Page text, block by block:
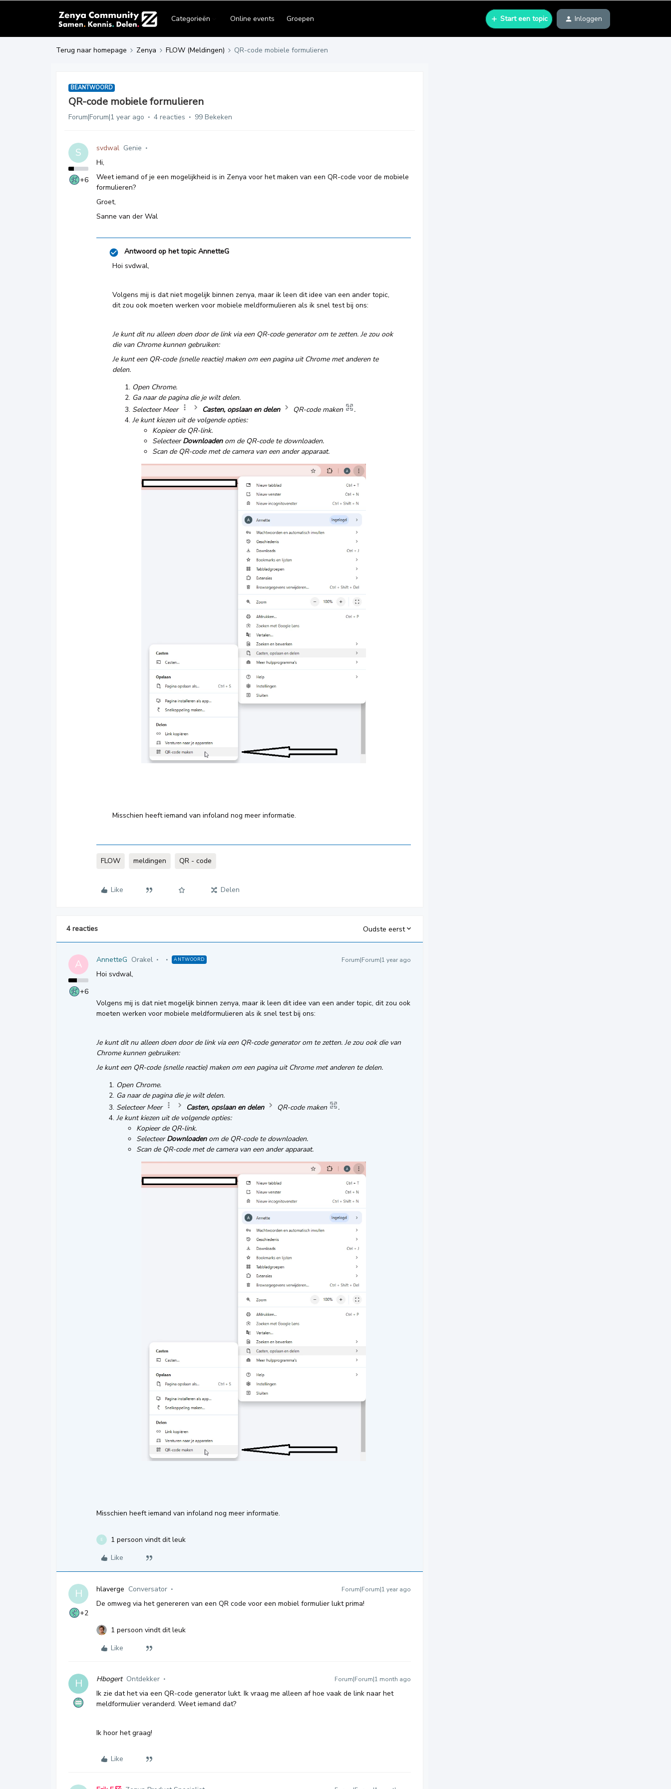
Categorieën Online events Groepen Start een topic Inloggen
Terug naar homepage Zenya FLOW (Meldingen) QR-code mobiele formulieren
BEANTWOORD
QR-code mobiele formulieren
Forum|Forum|1 year ago 4 reacties 99 Bekeken
S
+6
svdwal Genie
Hi,
Weet iemand of je een mogelijkheid is in Zenya voor het maken van een QR-code voor de mobiele
formulieren?
Groet,
Sanne van der Wal
Antwoord op het topic AnnetteG
Hoi svdwal,
Volgens mij is dat niet mogelijk binnen zenya, maar ik leen dit idee van een ander topic,
dit zou ook moeten werken voor mobiele meldformulieren als ik snel test bij ons:
Je kunt dit nu alleen doen door de link via een QR-code generator om te zetten. Je zou ook
die van Chrome kunnen gebruiken:
Je kunt een QR-code (snelle reactie) maken om een pagina uit Chrome met anderen te
delen.
Open Chrome.
Ga naar de pagina die je wilt delen.
Selecteer Meer
Casten, opslaan en delen QR-code maken
.
Je kunt kiezen uit de volgende opties:
Kopieer de QR-link.
SelecteerDownloadenom de QR-code te downloaden.
Scan de QR-code met de camera van een ander apparaat.
Misschien heeft iemand van infoland nog meer informatie.
FLOW meldingen QR - code
Like Delen
4 reacties Oudste eerst
A
+6
AnnetteG Orakel ANTWOORD Forum|Forum|1 year ago
Hoi svdwal,
Volgens mij is dat niet mogelijk binnen zenya, maar ik leen dit idee van een ander topic, dit zou ook
moeten werken voor mobiele meldformulieren als ik snel test bij ons:
Je kunt dit nu alleen doen door de link via een QR-code generator om te zetten. Je zou ook die van
Chrome kunnen gebruiken:
Je kunt een QR-code (snelle reactie) maken om een pagina uit Chrome met anderen te delen.
Open Chrome.
Ga naar de pagina die je wilt delen.
Selecteer Meer
Casten, opslaan en delen QR-code maken
.
Je kunt kiezen uit de volgende opties:
Kopieer de QR-link.
SelecteerDownloadenom de QR-code te downloaden.
Scan de QR-code met de camera van een ander apparaat.
Misschien heeft iemand van infoland nog meer informatie.
E
1 persoon vindt dit leuk
Like
H
+2
hlaverge Conversator Forum|Forum|1 year ago
De omweg via het genereren van een QR code voor een mobiel formulier lukt prima!
1 persoon vindt dit leuk
Like
H Hbogert Ontdekker Forum|Forum|1 month ago
Ik zie dat het via een QR-code generator lukt. Ik vraag me alleen af hoe vaak de link naar het
meldformulier veranderd. Weet iemand dat?
Ik hoor het graag!
Like